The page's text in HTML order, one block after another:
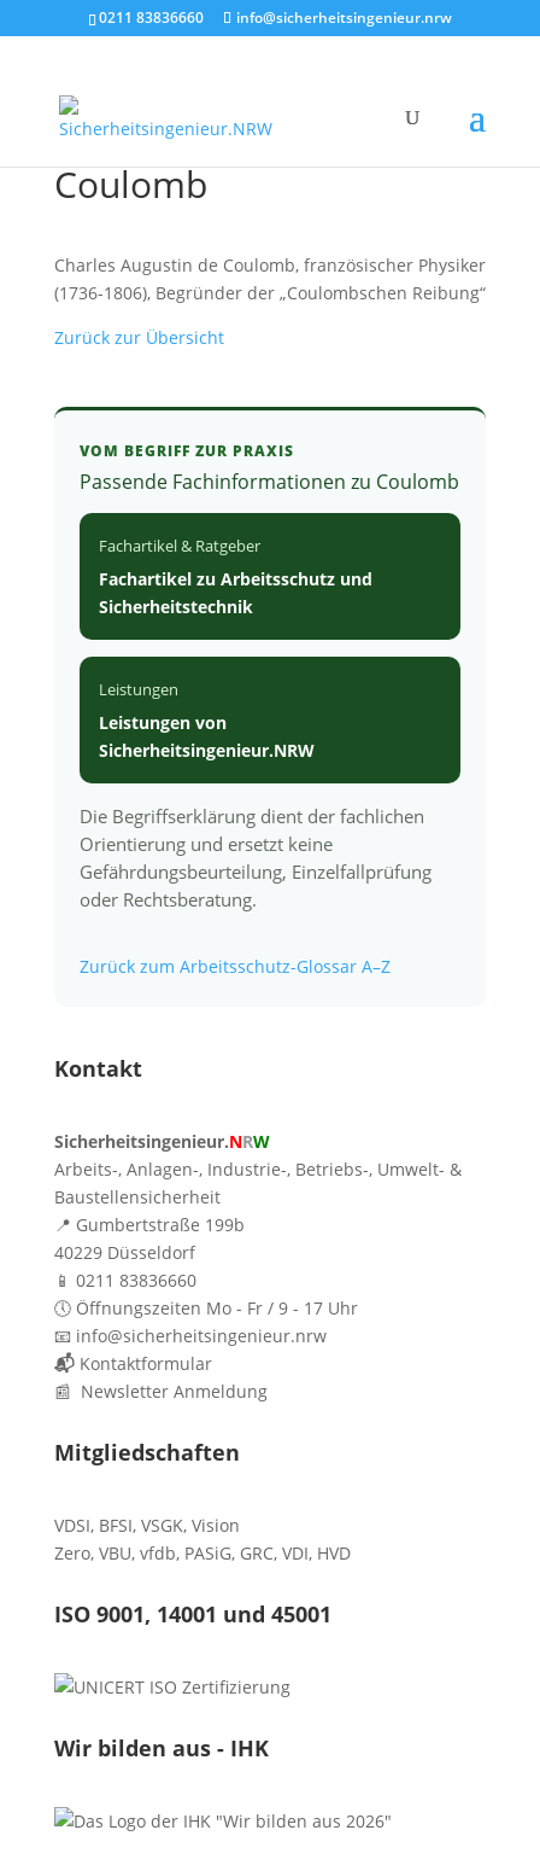
0211 83836660 info@sicherheitsingenieur.nrw
Coulomb
Charles Augustin de Coulomb, französischer Physiker
(1736-1806), Begründer der „Coulombschen Reibung“
Zurück zur Übersicht
VOM BEGRIFF ZUR PRAXIS
Passende Fachinformationen zu Coulomb
Fachartikel & Ratgeber
Fachartikel zu Arbeitsschutz und
Sicherheitstechnik
Leistungen
Leistungen von
Sicherheitsingenieur.NRW
Die Begriffserklärung dient der fachlichen
Orientierung und ersetzt keine
Gefährdungsbeurteilung, Einzelfallprüfung
oder Rechtsberatung.
Zurück zum Arbeitsschutz-Glossar A–Z
Kontakt
Sicherheitsingenieur.NRW
Arbeits-, Anlagen-, Industrie-, Betriebs-, Umwelt- &
Baustellensicherheit
📍 Gumbertstraße 199b
40229 Düsseldorf
📱 0211 83836660
🕔 Öffnungszeiten Mo - Fr / 9 - 17 Uhr
📧 info@sicherheitsingenieur.nrw
📬 Kontaktformular
📰 Newsletter Anmeldung
Mitgliedschaften
VDSI, BFSI, VSGK, Vision
Zero, VBU, vfdb, PASiG, GRC, VDI, HVD
ISO 9001, 14001 und 45001
Wir bilden aus - IHK